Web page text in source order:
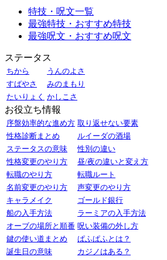
特技・呪文一覧
最強特技・おすすめ特技
最強呪文・おすすめ呪文
ステータス
ちから
うんのよさ
すばやさ
みのまもり
たいりょく かしこさ
お役立ち情報
序盤効率的な進め方 取り返せない要素
性格診断まとめ
ルイーダの酒場
ステータスの意味
性別の違い
性格変更のやり方
昼/夜の違いと変え方
転職のやり方
転職ルート
名前変更のやり方
声変更のやり方
キャラメイク
ゴールド銀行
船の入手方法
ラーミアの入手方法
オーブの場所と順番 呪い装備の外し方
鍵の使い道まとめ
ぱふぱふとは？
誕生日の意味
カジノはある？